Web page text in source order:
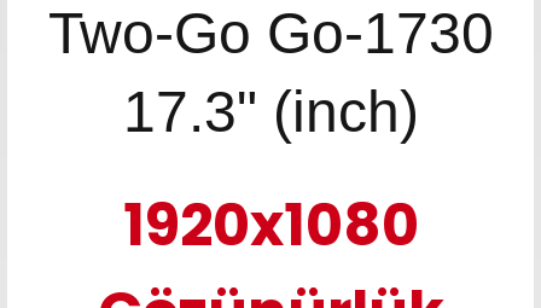
Two-Go Go-1730
17.3" (inch)
1920x1080